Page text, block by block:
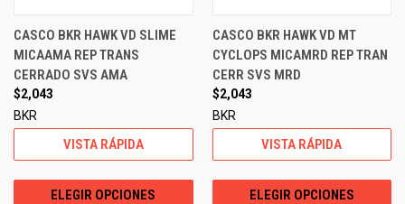
CASCO BKR HAWK VD SLIME
MICAAMA REP TRANS
CERRADO SVS AMA
$2,043
BKR
VISTA RÁPIDA
ELEGIR OPCIONES
CASCO BKR HAWK VD MT
CYCLOPS MICAMRD REP TRAN
CERR SVS MRD
$2,043
BKR
VISTA RÁPIDA
ELEGIR OPCIONES